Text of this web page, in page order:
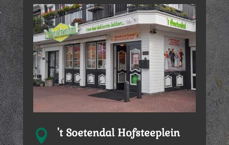
 't Soetendal Hofsteeplein